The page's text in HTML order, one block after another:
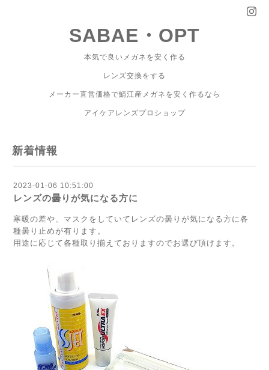
SABAE・OPT
本気で良いメガネを安く作る
レンズ交換をする
メーカー直営価格で鯖江産メガネを安く作るなら
アイケアレンズプロショップ
新着情報
2023-01-06 10:51:00
レンズの曇りが気になる方に
寒暖の差や、マスクをしていてレンズの曇りが気になる方に各
種曇り止めが有ります。
用途に応じて各種取り揃えておりますのでお選び頂けます。